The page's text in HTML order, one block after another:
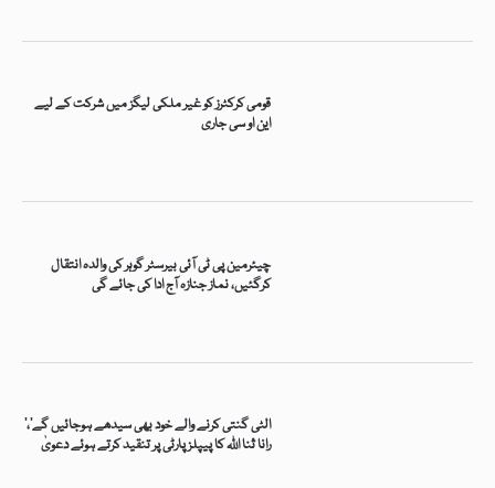
قومی کرکٹرز کو غیر ملکی لیگز میں شرکت کے لیے
این او سی جاری
چیئرمین پی ٹی آئی بیرسٹر گوہر کی والدہ انتقال
کرگئیں، نماز جنازہ آج ادا کی جائے گی
’الٹی گنتی کرنے والے خود بھی سیدھے ہوجائیں گے‘،
رانا ثنا اللہ کا پیپلز پارٹی پر تنقید کرتے ہوئے دعویٰ